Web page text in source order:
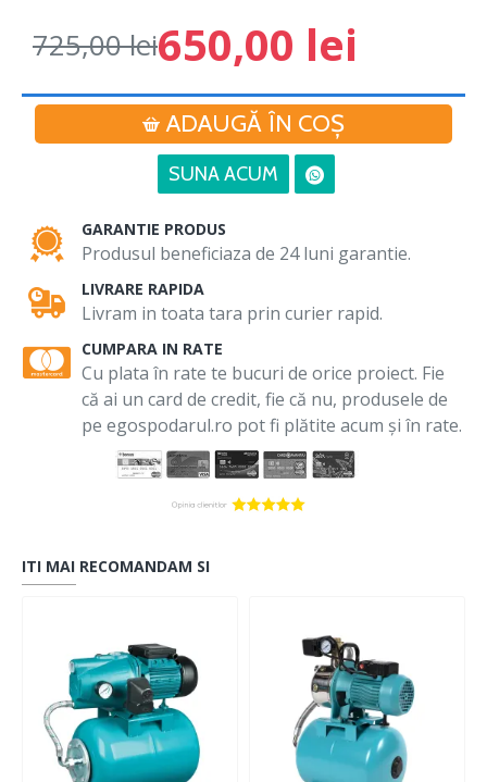
650,00 lei
725,00 lei
ADAUGĂ ÎN COŞ
SUNA ACUM
GARANTIE PRODUS
Produsul beneficiaza de 24 luni garantie.
LIVRARE RAPIDA
Livram in toata tara prin curier rapid.
CUMPARA IN RATE
Cu plata în rate te bucuri de orice proiect. Fie
că ai un card de credit, fie că nu, produsele de
pe egospodarul.ro pot fi plătite acum și în rate.
ITI MAI RECOMANDAM SI